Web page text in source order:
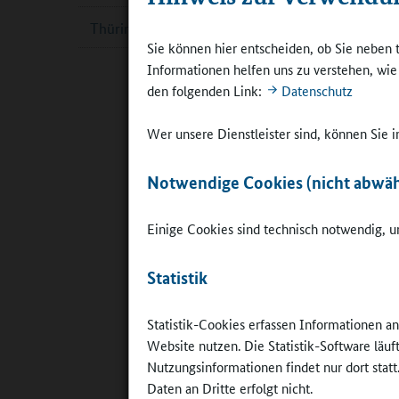
Sie können hier entscheiden, ob Sie
Informationen helfen uns zu verstehen,
den folgenden Link:
Datenschutz
Wer unsere Dienstleister sind, können Sie
Notwendige Cookies (nicht
Einige Cookies sind technisch notwendig,
Statistik
Statistik-Cookies erfassen Informationen
Website nutzen. Die Statistik-Software
Nutzungsinformationen findet nur dort
Daten an Dritte erfolgt nicht.
und
der
Das
Schulen
Plattform
Katja
bei der
der
Thüringen